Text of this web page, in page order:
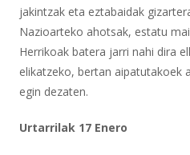
jakintzak eta eztabaidak
Nazioarteko ahotsak, estatu
Herrikoak batera jarri nahi dira
elikatzeko, bertan aipatutakoek
egin dezaten.
Urtarrilak 17 Enero